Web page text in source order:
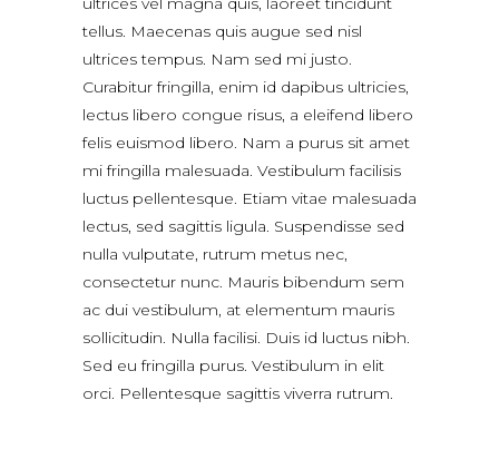
tellus. Maecenas quis augue sed nisl
ultrices tempus. Nam sed mi justo.
Curabitur fringilla, enim id dapibus ultricies,
lectus libero congue risus, a eleifend libero
felis euismod libero. Nam a purus sit amet
mi fringilla malesuada. Vestibulum facilisis
luctus pellentesque. Etiam vitae malesuada
lectus, sed sagittis ligula. Suspendisse sed
nulla vulputate, rutrum metus nec,
consectetur nunc. Mauris bibendum sem
ac dui vestibulum, at elementum mauris
sollicitudin. Nulla facilisi. Duis id luctus nibh.
Sed eu fringilla purus. Vestibulum in elit
orci. Pellentesque sagittis viverra rutrum.